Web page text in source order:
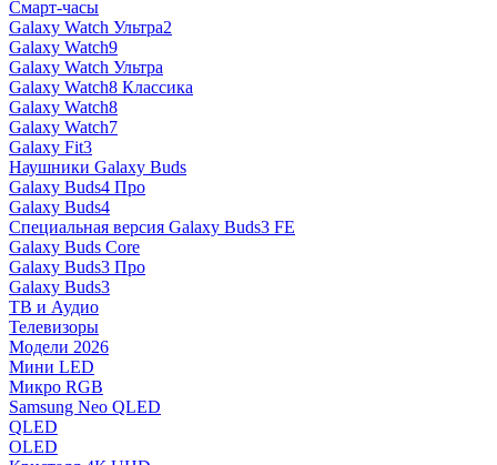
Смарт-часы
Galaxy Watch Ультра2
Galaxy Watch9
Galaxy Watch Ультра
Galaxy Watch8 Классика
Galaxy Watch8
Galaxy Watch7
Galaxy Fit3
Наушники Galaxy Buds
Galaxy Buds4 Про
Galaxy Buds4
Специальная версия Galaxy Buds3 FE
Galaxy Buds Core
Galaxy Buds3 Про
Galaxy Buds3
ТВ и Аудио
Телевизоры
Модели 2026
Мини LED
Микро RGB
Samsung Neo QLED
QLED
OLED